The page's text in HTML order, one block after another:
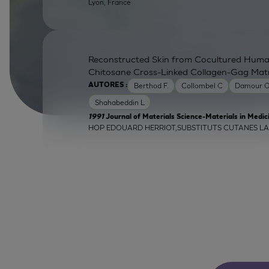
Lyon, France
AUTORES : Berthod F. Collombel C Damour O
Shahabeddin L
Reconstructed Skin from Cocultured
Chitosane Cross-Linked Collagen-Gag
1991Journal of Materials Science-Materials in
HOP EDOUARD HERRIOT,SUBSTITUTS CUTANES